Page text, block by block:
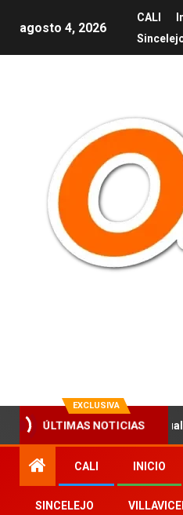
agosto 4, 2026
CALI
EXCLUSIVA
ÚLTIMAS NOTICIAS
la nueva voz sensual de la
CALI INICIO
SINCELEJO